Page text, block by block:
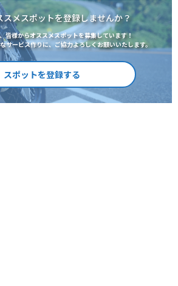
スメスポットを登録しませんか？
皆様からオススメスポットを募集しています！
サービス作りに、ご協力よろしくお願いいたします。
スポットを登録する